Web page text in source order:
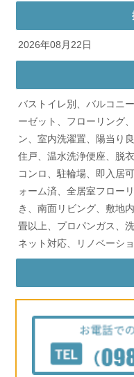
2026年08月22日
バストイレ別、バルコニ
ーゼット、フローリング
ン、室内洗濯置、陽当り
住戸、温水洗浄便座、脱
コンロ、駐輪場、即入居
ォーム済、全居室フロー
き、南面リビング、敷地
畳以上、プロパンガス、
ネット対応、リノベーシ